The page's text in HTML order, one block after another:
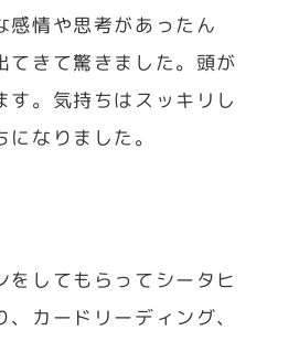
感情や思考があったん
きて驚きました。頭が
す。気持ちはスッキリし
なりました。
をしてもらってシータヒ
カードリーディング、